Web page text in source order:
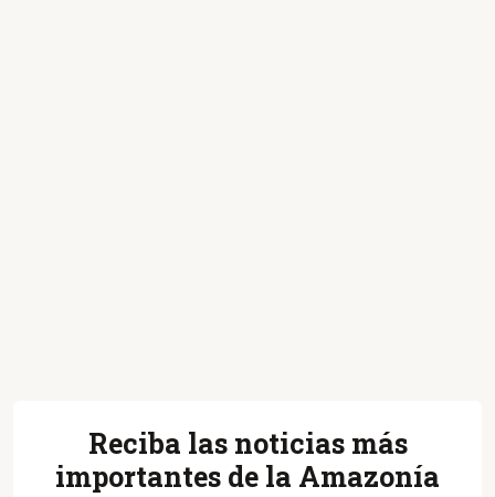
Reciba las noticias más
importantes de la Amazonía